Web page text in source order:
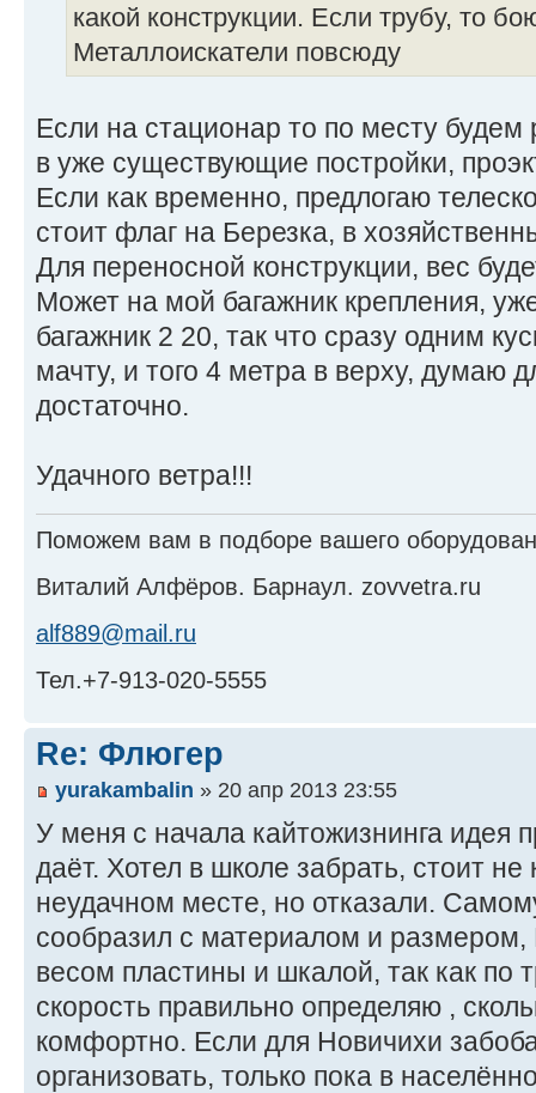
какой конструкции. Если трубу, то
Металлоискатели повсюду
Если на стационар то по месту будем
в уже существующие постройки,
Если как временно, предлогаю
стоит флаг на Березка, в
Для переносной конструкции, вес
Может на мой багажник крепления,
багажник 2 20, так что сразу одним
мачту, и того 4 метра в верху, думаю
достаточно.
Удачного ветра!!!
Поможем вам в подборе вашего
Виталий Алфёров. Барнаул. zovvetra.ru
alf889@mail.ru
Тел.+7-913-020-5555
Re: Флюгер
yurakambalin » 20 апр 2013 23:55
У меня с начала кайтожизнинга идея
даёт. Хотел в школе забрать, стоит
неудачном месте, но отказали.
сообразил с материалом и
весом пластины и шкалой, так как по
скорость правильно определяю ,
комфортно. Если для Новичихи
организовать, только пока в